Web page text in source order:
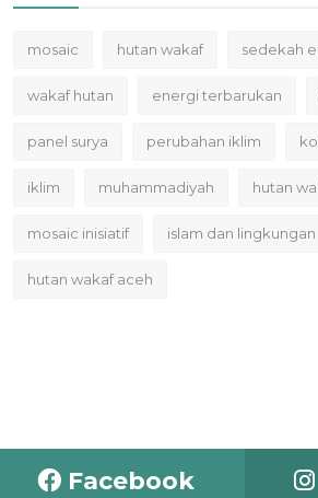
mosaic hutan wakaf sedekah
wakaf hutan energi terbarukan
panel surya perubahan iklim
iklim muhammadiyah hutan
mosaic inisiatif islam dan lingkungan
hutan wakaf aceh
Facebook